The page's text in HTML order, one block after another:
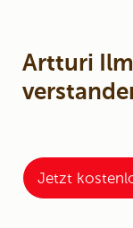
Artturi
Jetzt